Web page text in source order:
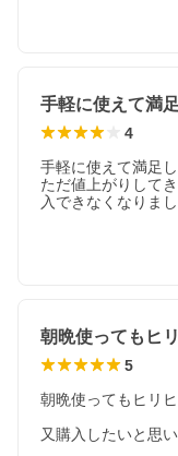
4
手軽に使えて満足し
ただ値上がりして
入できなくなりまし
5
朝晩使ってもヒリ
又購入したいと思い